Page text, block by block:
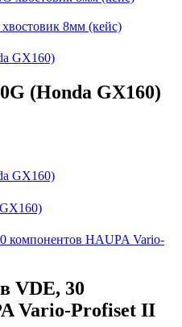
8мм (кейс)
(Honda GX160)
VDE, 30
Vario-Profiset II